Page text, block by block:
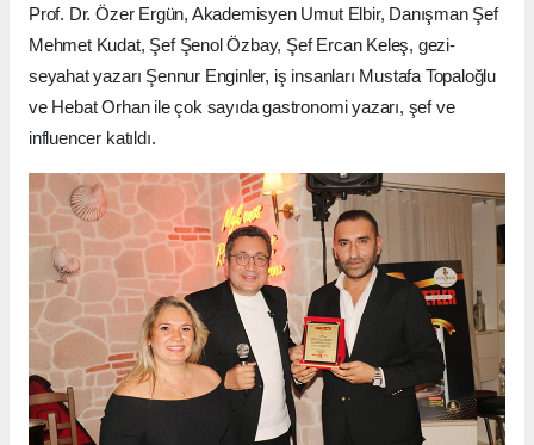
Prof. Dr. Özer Ergün, Akademisyen Umut Elbir, Danışman Şef
Mehmet Kudat, Şef Şenol Özbay, Şef Ercan Keleş, gezi-
seyahat yazarı Şennur Enginler, iş insanları Mustafa Topaloğlu
ve Hebat Orhan ile çok sayıda gastronomi yazarı, şef ve
influencer katıldı.